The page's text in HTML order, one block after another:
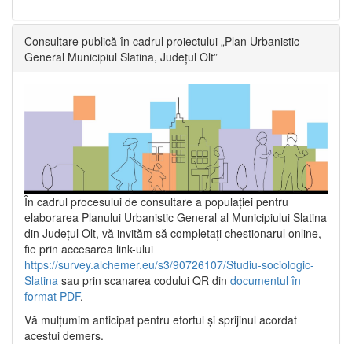
Consultare publică în cadrul proiectului „Plan Urbanistic
General Municipiul Slatina, Județul Olt”
În cadrul procesului de consultare a populaţiei pentru
elaborarea Planului Urbanistic General al Municipiului Slatina
din Județul Olt, vă invităm să completați chestionarul online,
fie prin accesarea link-ului
https://survey.alchemer.eu/s3/90726107/Studiu-sociologic-
Slatina sau prin scanarea codului QR din documentul în
format PDF.
Vă mulţumim anticipat pentru efortul şi sprijinul acordat
acestui demers.